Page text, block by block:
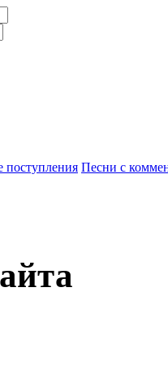
поступления Песни с